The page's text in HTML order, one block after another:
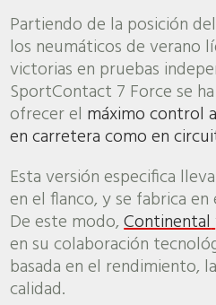
Partiendo de la posición
los neumáticos de verano
victorias en pruebas
SportContact 7 Force se
ofrecer el máximo control
en carretera como en
Esta versión especifica
en el flanco, y se fabrica en
De este modo,Continental
en su colaboración
basada en el rendimiento,
calidad.